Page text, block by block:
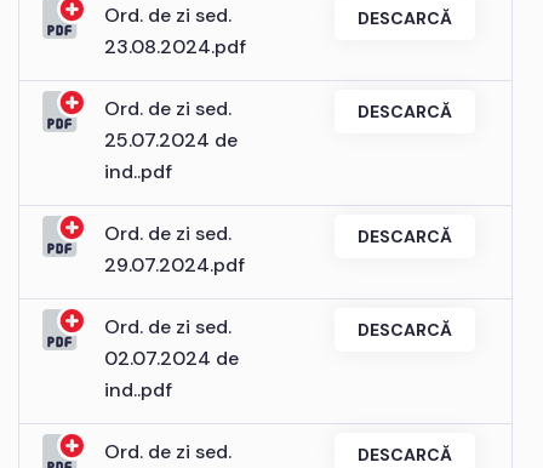
Ord. de zi sed.
23.08.2024.pdf
DESCARCĂ
Ord. de zi sed.
25.07.2024 de
ind..pdf
DESCARCĂ
Ord. de zi sed.
29.07.2024.pdf
DESCARCĂ
Ord. de zi sed.
02.07.2024 de
ind..pdf
DESCARCĂ
Ord. de zi sed.
DESCARCĂ